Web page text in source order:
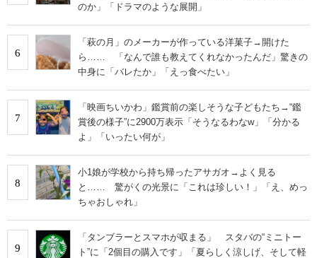
のか」「ドラマのような展開」
6
「萩の月」のメーカーが作っている洋菓子→開けた
ら…… 「なんで誰も教えてくれなかったんだ」驚きの
中身に「バレたか」「えっ食べたい」
7
「映画ちいかわ」鑑賞前の楽しそうな子どもたち→“鑑
賞後の様子”に2900万表示「そうなるわなw」「分かる
よ」「いったい何が」
8
小1娘が学校から持ち帰ったアサガオ→よく見る
と…… 驚がくの光景に「これは珍しい！」「え、めっ
ちゃおしゃれ」
9
「タンブラーとスマホが収まる」 スタバの“ミニトー
ト”に「2個目の購入です」「夏らしく涼しげ、そして軽